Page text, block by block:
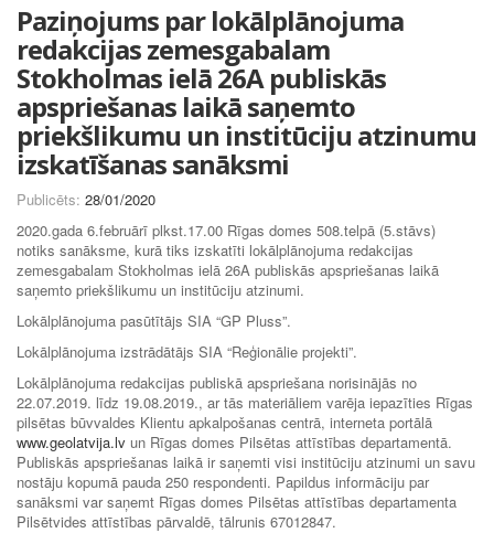
Paziņojums par lokālplānojuma
redakcijas zemesgabalam
Stokholmas ielā 26A publiskās
apspriešanas laikā saņemto
priekšlikumu un institūciju atzinumu
izskatīšanas sanāksmi
Publicēts: 28/01/2020
2020.gada 6.februārī plkst.17.00 Rīgas domes 508.telpā (5.stāvs)
notiks sanāksme, kurā tiks izskatīti lokālplānojuma redakcijas
zemesgabalam Stokholmas ielā 26A publiskās apspriešanas laikā
saņemto priekšlikumu un institūciju atzinumi.
Lokālplānojuma pasūtītājs SIA “GP Pluss”.
Lokālplānojuma izstrādātājs SIA “Reģionālie projekti”.
Lokālplānojuma redakcijas publiskā apspriešana norisinājās no
22.07.2019. līdz 19.08.2019., ar tās materiāliem varēja iepazīties Rīgas
pilsētas būvvaldes Klientu apkalpošanas centrā, interneta portālā
www.geolatvija.lv un Rīgas domes Pilsētas attīstības departamentā.
Publiskās apspriešanas laikā ir saņemti visi institūciju atzinumi un savu
nostāju kopumā pauda 250 respondenti. Papildus informāciju par
sanāksmi var saņemt Rīgas domes Pilsētas attīstības departamenta
Pilsētvides attīstības pārvaldē, tālrunis 67012847.